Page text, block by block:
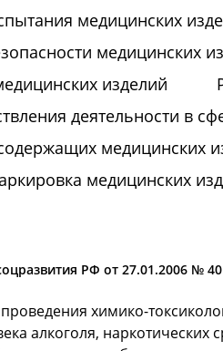
медицинских
медицинских
изделий
деятельности в
медицинских
медицинских
РФ от 27.01.2006 № 40
химико-
алкоголя, наркотических